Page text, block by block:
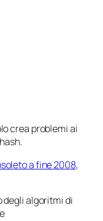
crea problemi ai
a fine 2008,
degli algoritmi di